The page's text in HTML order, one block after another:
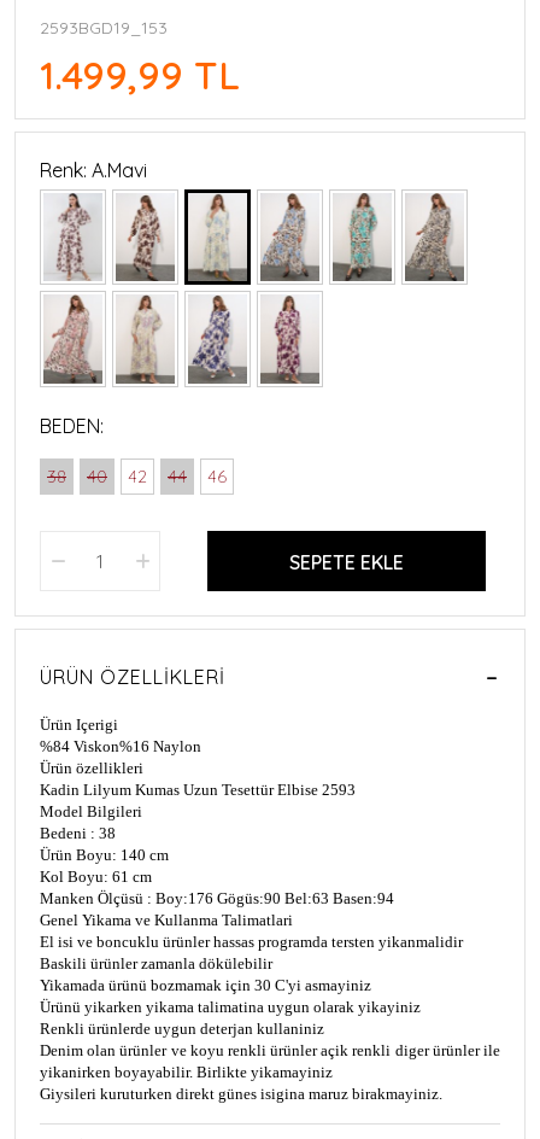
2593BGD19_153
1.499,99 TL
Renk: A.Mavi
BEDEN:
38 40 42 44 46
SEPETE EKLE
ÜRÜN ÖZELLIKLERI
Ürün Içerigi
%84 Viskon%16 Naylon
Ürün özellikleri
Kadin Lilyum Kumas Uzun Tesettür Elbise 2593
Model Bilgileri
Bedeni : 38
Ürün Boyu: 140 cm
Kol Boyu: 61 cm
Manken Ölçüsü : Boy:176 Gögüs:90 Bel:63 Basen:94
Genel Yikama ve Kullanma Talimatlari
El isi ve boncuklu ürünler hassas programda tersten yikanmalidir
Baskili ürünler zamanla dökülebilir
Yikamada ürünü bozmamak için 30 C'yi asmayiniz
Ürünü yikarken yikama talimatina uygun olarak yikayiniz
Renkli ürünlerde uygun deterjan kullaniniz
Denim olan ürünler ve koyu renkli ürünler açik renkli diger ürünler ile
yikanirken boyayabilir. Birlikte yikamayiniz
Giysileri kuruturken direkt günes isigina maruz birakmayiniz.